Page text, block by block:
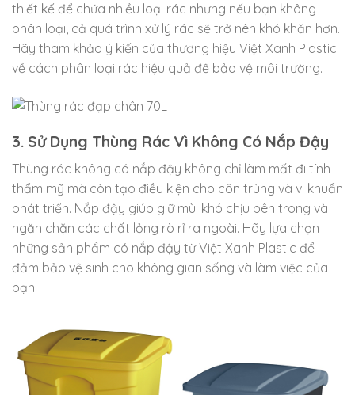
thiết kế để chứa nhiều loại rác nhưng nếu bạn không
phân loại, cả quá trình xử lý rác sẽ trở nên khó khăn hơn.
Hãy tham khảo ý kiến của thương hiệu Việt Xanh Plastic
về cách phân loại rác hiệu quả để bảo vệ môi trường.
3. Sử Dụng Thùng Rác Vì Không Có Nắp Đậy
Thùng rác không có nắp đậy không chỉ làm mất đi tính
thẩm mỹ mà còn tạo điều kiện cho côn trùng và vi khuẩn
phát triển. Nắp đậy giúp giữ mùi khó chịu bên trong và
ngăn chặn các chất lỏng rò rỉ ra ngoài. Hãy lựa chọn
những sản phẩm có nắp đậy từ Việt Xanh Plastic để
đảm bảo vệ sinh cho không gian sống và làm việc của
bạn.